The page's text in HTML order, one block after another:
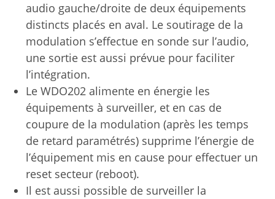
audio gauche/droite de deux équipements
distincts placés en aval. Le soutirage de la
modulation s’effectue en sonde sur l’audio,
une sortie est aussi prévue pour faciliter
l’intégration.
Le WDO202 alimente en énergie les
équipements à surveiller, et en cas de
coupure de la modulation (après les temps
de retard paramétrés) supprime l’énergie de
l’équipement mis en cause pour effectuer un
reset secteur (reboot).
Il est aussi possible de surveiller la